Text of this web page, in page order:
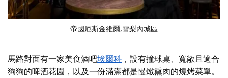
帝國厄斯金維爾,雪梨內城區
馬路對面有一家美食酒吧埃爾科 ，設有撞球桌、寬敞且適合
狗狗的啤酒花園，以及一份滿滿都是慢燉熏肉的燒烤菜單。